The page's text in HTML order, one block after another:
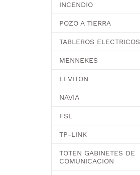
INCENDIO
POZO A TIERRA
TABLEROS ELECTRICOS
MENNEKES
LEVITON
NAVIA
FSL
TP-LINK
TOTEN GABINETES DE
COMUNICACION